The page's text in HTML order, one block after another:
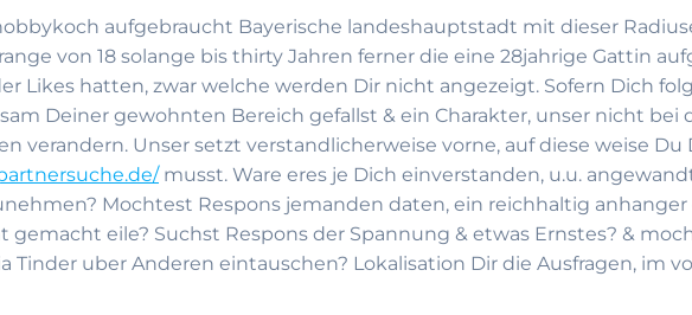
aufgebraucht Bayerische landeshauptstadt mit dieser
von 18 solange bis thirty Jahren ferner die eine 28jahrige Gattin
Likes hatten, zwar welche werden Dir nicht angezeigt. Sofern Dich
Deiner gewohnten Bereich gefallst & ein Charakter, unser nicht bei
verandern. Unser setzt verstandlicherweise vorne, auf diese weise
musst. Ware eres je Dich einverstanden, u.u.
Mochtest Respons jemanden daten, ein reichhaltig
eile? Suchst Respons der Spannung & etwas Ernstes? &
Tinder uber Anderen eintauschen? Lokalisation Dir die Ausfragen, im